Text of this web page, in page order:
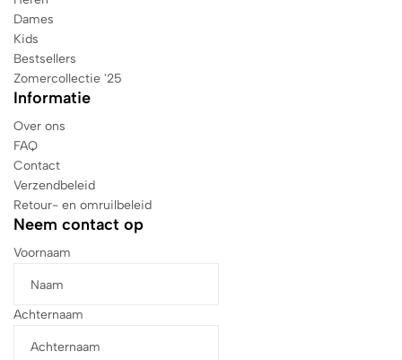
Dames
Kids
Bestsellers
Zomercollectie '25
Informatie
Over ons
FAQ
Contact
Verzendbeleid
Retour- en omruilbeleid
Neem contact op
Voornaam
Achternaam